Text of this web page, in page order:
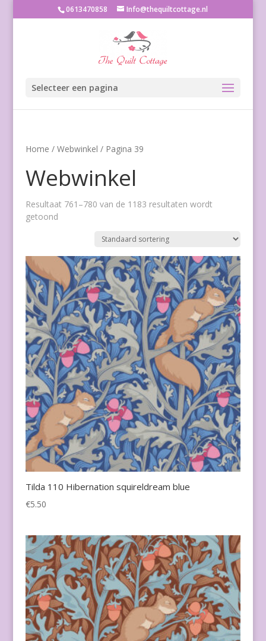
0613470858 Info@thequiltcottage.nl
Selecteer een pagina
Home / Webwinkel / Pagina 39
Webwinkel
Resultaat 761–780 van de 1183 resultaten wordt
getoond
Tilda 110 Hibernation squireldream blue
€5.50